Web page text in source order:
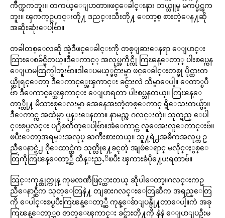
ကိဳက္ၾကဘူး။ တကယ္ေျပာတာ။ဖင္ေခါင္းနား ဘယ္သူမွ မကပ္ခ်င္ၾက
ဘူး။ ၾကက္ဥဟင္းတို႔ ဒညင္းသီးတို႔ ေဘာ့စ္ စားတဲ့ေန႔ဆို
အဆိုးဆုံးေပါ့ဗ်ာ။
တခါတစ္ေလဆို အဲ့ဒီဖင္ေခါင္းကို တစ္ျခားေနရာ ေျပာင္း
သြားေစခ်င္မိတယ္။ဒီေကာင့္ အလုပ္အကိုင္ကို ကြၽန္ေတာ့္ ပါးစပ္ကေန
ေျပာမထြက္ပါဘူးဗ်ာ။ဒါေပမယ့္ခင္ဗ်ားမွာ ဖင္ေခါင္းတစ္ခု ပိုင္ထားတ
ယ္ဆိုရင္ေတာ့ ဒီေကာင့္အေၾကာင္း ခင္ဗ်ားလဲ သိမွာေပါ့။ ေတာ္ၿပီ
ဗ်ာ ဒီေကာင့္အေၾကာင္း ေျပာရတာ ပါးစပ္သနတယ္။ ကြၽန္ေ
တာ့္တို႔ မိသားစုေလးမွာ အေနေအးတဲ့တစ္ေကာင္ ရွိေသးတယ္ဗ်ာ့။
ဒီေကာင္က အထဲမွာ ပုန္းေနတာ။ နာမည္က ဂလင္းတဲ့။ သုတ္ရည္ ေပါ
င္းစပ္ဂလင္း ပ႐ိုစတိတ္ေပါ့ဗ်ာ။အဲေကာင္က လူေအးလူေကာင္းဗ်။
ၿပီးေတာ့အရမ္းအလုပ္ ႀကိဳးစားတယ္။ သူ႔ရဲ႕အဓိကအလုပ္က ဥ
ညီေနာင္ရဲ႕ ဂိုေထာင္ထဲက သုတ္လို႔ေခၚတဲ့ အျဖဴေရာင္ မလိုင္ႏွစ္ေ
တြကိုကြၽန္ေတာ့္ဆီ ထိန္းညႇိၿပီး ၾကားခံပို႔ေပးရတာဗ်။
သြင္းကုန္ထုတ္ကုန္ ကုမၸဏီဖြင့္ထားတယ္ ဆိုပါေတာ့။ဂလင္းကဥ
ညီေနာင္ဆီက သုတ္ေတြနဲ႔ တျခားဂလင္းေတြဆီက အရည္ေတြ
ကို ေပါင္းစပ္ၿပီးကြၽန္ေတာ့္ဆီ ကုန္ေခ်ာျပန္ပို႔တာေပါ့။ကဲ အခု
ကြၽန္ေတာ့္ဘဝ ဇာတ္ေၾကာင္း ခင္ဗ်ားတို႔ကို နဲနဲ ေျပာျပဦးမ